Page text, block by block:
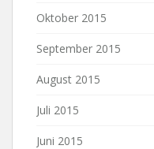
Oktober 2015
September 2015
August 2015
Juli 2015
Juni 2015